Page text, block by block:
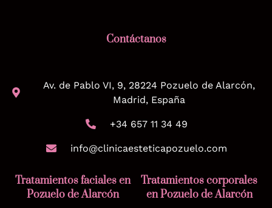
Contáctanos
Av. de Pablo VI, 9, 28224 Pozuelo de Alarcón,
Madrid, España
+34 657 11 34 49
info@clinicaesteticapozuelo.com
Tratamientos faciales en
Pozuelo de Alarcón
Tratamientos corporales
en Pozuelo de Alarcón